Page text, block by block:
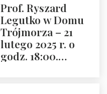
Prof. Ryszard
Legutko w Domu
Trójmorza – 21
lutego 2025 r. o
godz. 18:00.